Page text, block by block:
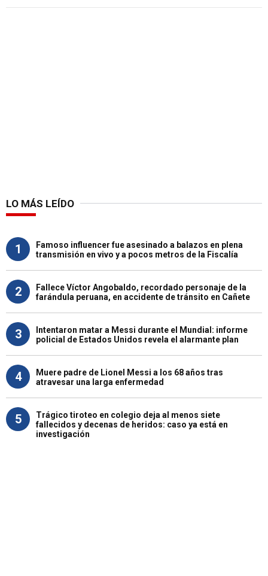
LO MÁS LEÍDO
1
Famoso influencer fue asesinado a balazos en plena
transmisión en vivo y a pocos metros de la Fiscalía
2
Fallece Víctor Angobaldo, recordado personaje de la
farándula peruana, en accidente de tránsito en Cañete
3
Intentaron matar a Messi durante el Mundial: informe
policial de Estados Unidos revela el alarmante plan
4
Muere padre de Lionel Messi a los 68 años tras
atravesar una larga enfermedad
5
Trágico tiroteo en colegio deja al menos siete
fallecidos y decenas de heridos: caso ya está en
investigación